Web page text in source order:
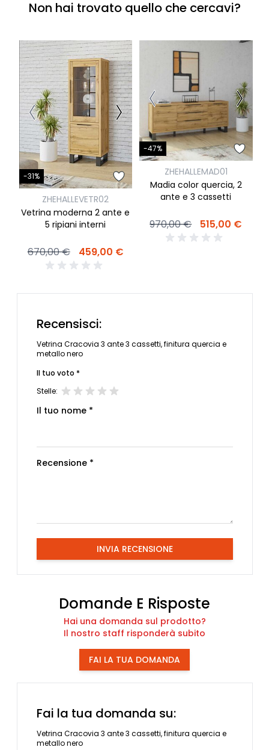
Non hai trovato quello che cercavi?
-31%
ZHEHALLEVETR02
Vetrina moderna 2 ante e
5 ripiani interni
670,00 € 459,00 €
-47%
ZHEHALLEMAD01
Madia color quercia, 2
ante e 3 cassetti
970,00 € 515,00 €
Recensisci:
Vetrina Cracovia 3 ante 3 cassetti, finitura quercia e
metallo nero
Il tuo voto *
Stelle:
Il tuo nome *
Recensione *
INVIA RECENSIONE
Domande E Risposte
Hai una domanda sul prodotto?
Il nostro staff risponderà subito
FAI LA TUA DOMANDA
Fai la tua domanda su:
Vetrina Cracovia 3 ante 3 cassetti, finitura quercia e
metallo nero